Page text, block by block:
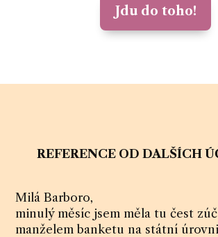
Jdu do toho!
REFERENCE OD DALŠÍCH
Milá Barboro,
minulý měsíc jsem měla tu čest
manželem banketu na státní